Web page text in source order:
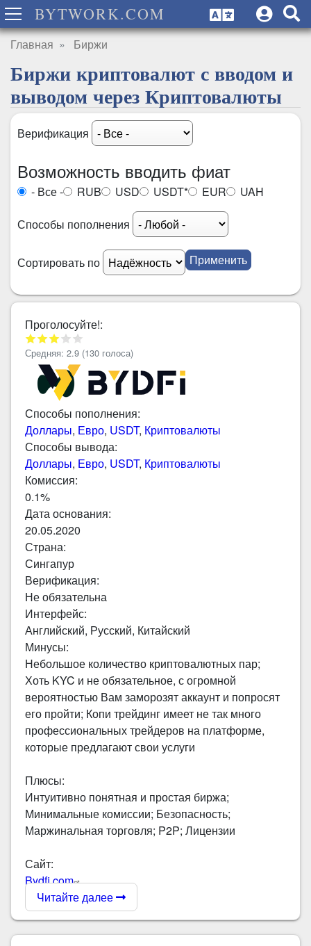
BYTWORK.COM
Главная Биржи
Биржи криптовалют с вводом и
выводом через Криптовалюты
Верификация
Возможность вводить фиат
- Все - RUB USD USDT* EUR UAH
Способы пополнения
Сортировать по
Проголосуйте!:
Средняя: 2.9 (130 голоса)
Способы пополнения:
Доллары, Евро, USDT, Криптовалюты
Способы вывода:
Доллары, Евро, USDT, Криптовалюты
Комиссия:
0.1%
Дата основания:
20.05.2020
Страна:
Сингапур
Верификация:
Не обязательна
Интерфейс:
Английский, Русский, Китайский
Минусы:
Небольшое количество криптовалютных пар;
Хоть KYC и не обязательное, с огромной
вероятностью Вам заморозят аккаунт и попросят
его пройти; Копи трейдинг имеет не так много
профессиональных трейдеров на платформе,
которые предлагают свои услуги
Плюсы:
Интуитивно понятная и простая биржа;
Минимальные комиссии; Безопасность;
Маржинальная торговля; P2P; Лицензии
Сайт:
Bydfi.com
Читайте далее